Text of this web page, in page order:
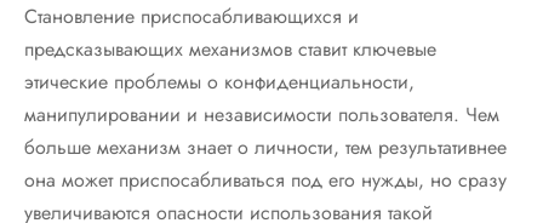
Становление приспосабливающихся и
предсказывающих механизмов ставит ключевые
этические проблемы о конфиденциальности,
манипулировании и независимости пользователя. Чем
больше механизм знает о личности, тем результативнее
она может приспосабливаться под его нужды, но сразу
увеличиваются опасности использования такой